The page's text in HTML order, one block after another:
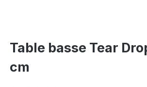
Table basse Tear
cm